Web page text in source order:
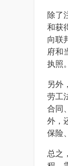
除了
和获
向联
府和
执照。
另外
劳工
合同
外，
保险
总之